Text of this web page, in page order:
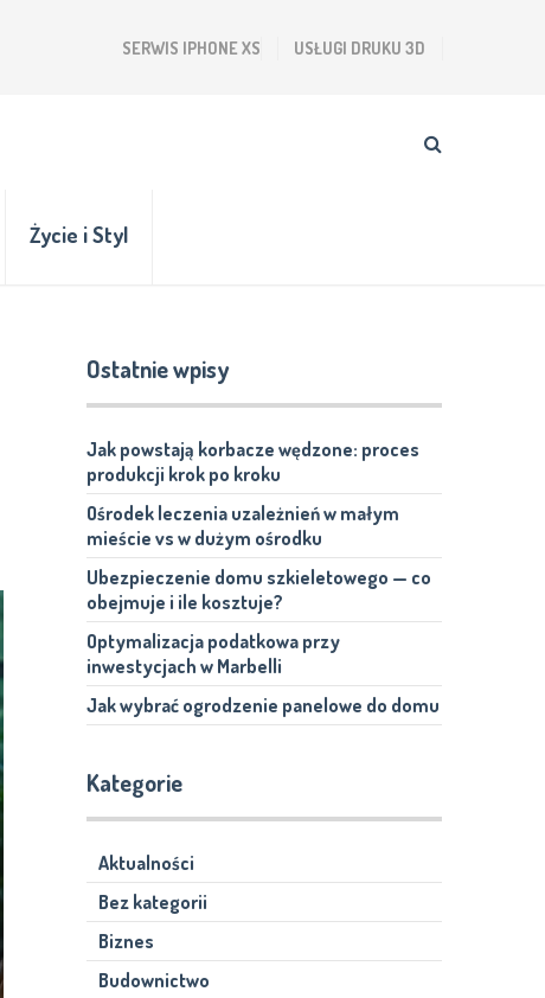
SERWIS IPHONE XS USŁUGI DRUKU 3D
Życie i Styl
Ostatnie wpisy
Jak powstają korbacze wędzone: proces
produkcji krok po kroku
Ośrodek leczenia uzależnień w małym
mieście vs w dużym ośrodku
Ubezpieczenie domu szkieletowego — co
obejmuje i ile kosztuje?
Optymalizacja podatkowa przy
inwestycjach w Marbelli
Jak wybrać ogrodzenie panelowe do domu
Kategorie
Aktualności
Bez kategorii
Biznes
Budownictwo